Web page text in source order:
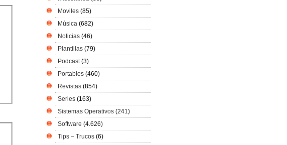
Moviles (85)
Música (682)
Noticias (46)
Plantillas (79)
Podcast(3)
Portables (460)
Revistas (854)
Series (163)
Sistemas Operativos (241)
Software (4.626)
Tips – Trucos (6)